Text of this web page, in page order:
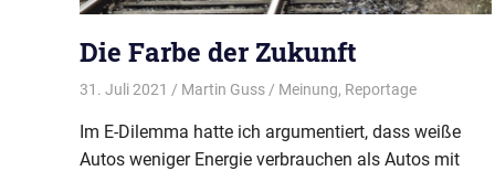
uns
zum
Erfahrungsaustausch.
Die Farbe der Zukunft
31. Juli 2021 Martin Guss Meinung, Reportage
Im E-Dilemma hatte ich argumentiert, dass weiße
Autos weniger Energie verbrauchen als Autos mit